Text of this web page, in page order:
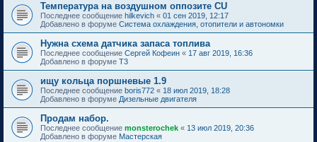
Температура на воздушном оппозите CU
Последнее сообщение hilkevich « 01 сен 2019, 12:17
Добавлено в форуме Система охлаждения, отопители и автономки
Нужна схема датчика запаса топлива
Последнее сообщение Сергей Кофеин « 17 авг 2019, 16:36
Добавлено в форуме T3
ищу кольца поршневые 1.9
Последнее сообщение boris772 « 18 июл 2019, 18:28
Добавлено в форуме Дизельные двигателя
Продам набор.
Последнее сообщение monsterochek « 13 июл 2019, 20:36
Добавлено в форуме Мастерская